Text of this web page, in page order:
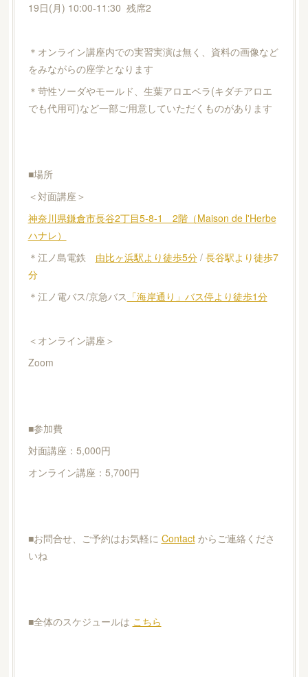
19日(月) 10:00-11:30 残席2
＊オンライン講座内での実習実演は無く、資料の画像など
をみながらの座学となります
＊苛性ソーダやモールド、生葉アロエベラ(キダチアロエ
でも代用可)など一部ご用意していただくものがあります
■場所
＜対面講座＞
神奈川県鎌倉市長谷2丁目5-8-1 2階（Maison de l'Herbe
ハナレ）
＊江ノ島電鉄 由比ヶ浜駅より徒歩5分/ 長谷駅より徒歩7
分
＊江ノ電バス/京急バス 「海岸通り」バス停より徒歩1分
＜オンライン講座＞
Zoom
■参加費
対面講座：5,000円
オンライン講座：5,700円
■お問合せ、ご予約はお気軽に Contactからご連絡くださ
いね
■全体のスケジュールは こちら